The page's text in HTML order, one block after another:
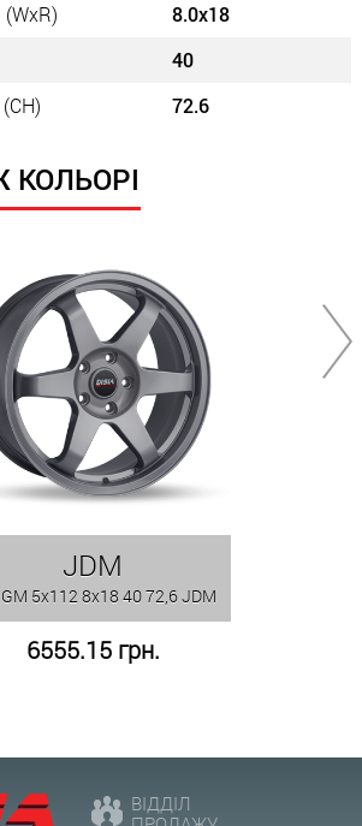
8.0x18
40
(СН)
72.6
JDM
5x112 8x18 40 72,6 JDM
6555.15 грн.
ВІДДІЛ